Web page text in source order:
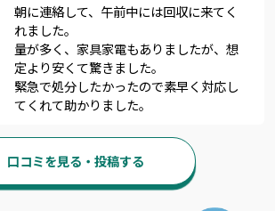
朝に連絡して、午前中には回収に来てく
れました。
量が多く、家具家電もありましたが、想
定より安くて驚きました。
緊急で処分したかったので素早く対応し
てくれて助かりました。
口コミを見る・投稿する